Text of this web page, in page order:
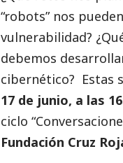
“robots” nos
vulnerabilidad?
debemos
cibernético? Estas
17 de junio, a las
ciclo “
Fundación Cruz